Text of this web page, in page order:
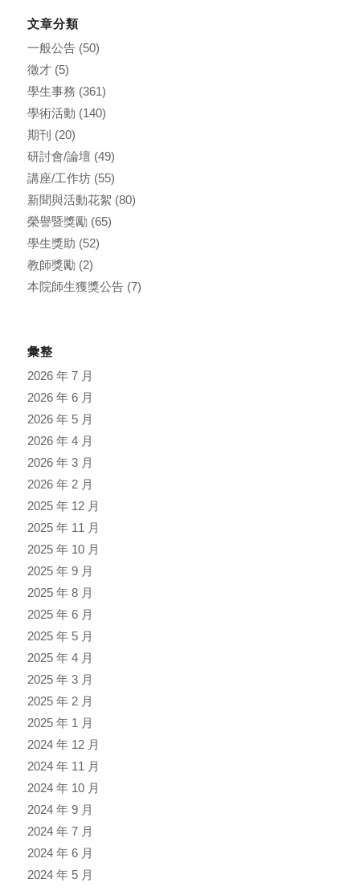
文章分類
一般公告(50)
徵才(5)
學生事務 (361)
學術活動 (140)
期刊 (20)
研討會/論壇 (49)
講座/工作坊(55)
新聞與活動花絮 (80)
榮譽暨獎勵(65)
學生獎助 (52)
教師獎勵(2)
本院師生獲獎公告(7)
彙整
2026 年 7 月
2026 年 6 月
2026 年 5 月
2026 年 4 月
2026 年 3 月
2026 年 2 月
2025 年 12 月
2025 年 11 月
2025 年 10 月
2025 年 9 月
2025 年 8 月
2025 年 6 月
2025 年 5 月
2025 年 4 月
2025 年 3 月
2025 年 2 月
2025 年 1 月
2024 年 12 月
2024 年 11 月
2024 年 10 月
2024 年 9 月
2024 年 7 月
2024 年 6 月
2024 年 5 月